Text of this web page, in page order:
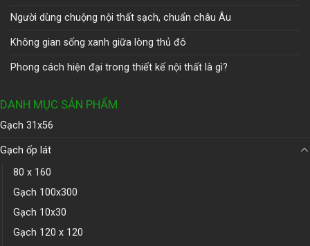
Người dùng chuộng nội thất sạch, chuẩn châu Âu
Không gian sống xanh giữa lòng thủ đô
Phong cách hiện đại trong thiết kế nội thất là gì?
DANH MỤC SẢN PHẨM
Gạch 31x56
Gạch ốp lát
80 x 160
Gạch 100x300
Gạch 10x30
Gạch 120 x 120